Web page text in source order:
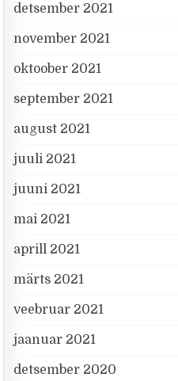
detsember 2021
november 2021
oktoober 2021
september 2021
august 2021
juuli 2021
juuni 2021
mai 2021
aprill 2021
märts 2021
veebruar 2021
jaanuar 2021
detsember 2020